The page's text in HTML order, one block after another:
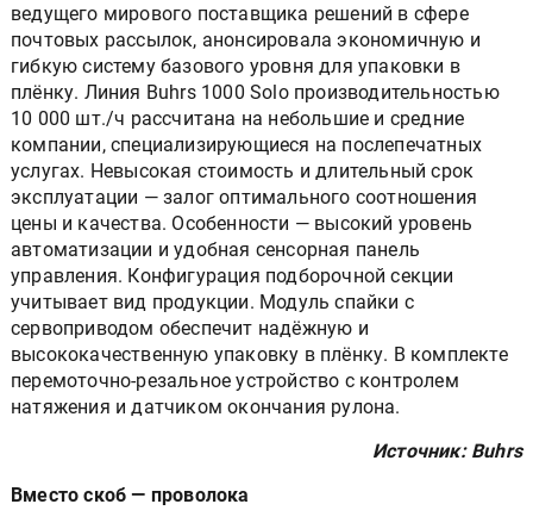
ведущего мирового поставщика решений в сфере
почтовых рассылок, анонсировала экономичную и
гибкую систему базового уровня для упаковки в
плёнку. Линия Buhrs 1000 Solo производительностью
10 000 шт./ч рассчитана на небольшие и средние
компании, специализирующиеся на послепечатных
услугах. Невысокая стоимость и длительный срок
эксплуатации — залог оптимального соотношения
цены и качества. Особенности — высокий уровень
автоматизации и удобная сенсорная панель
управления. Конфигурация подборочной секции
учитывает вид продукции. Модуль спайки с
сервоприводом обеспечит надёжную и
высококачественную упаковку в плёнку. В комплекте
перемоточно-резальное устройство с контролем
натяжения и датчиком окончания рулона.
Источник: Buhrs
Вместо скоб — проволока